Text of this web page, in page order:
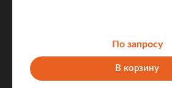
По запросу
В корзину